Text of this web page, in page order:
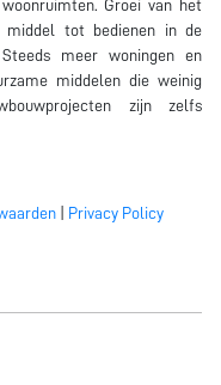
Groei van het
tot bedienen in de
meer woningen en
middelen die weinig
zijn zelfs
Privacy Policy